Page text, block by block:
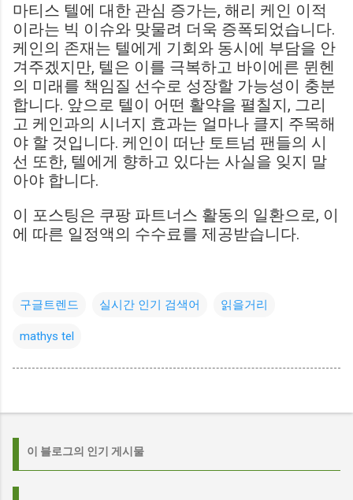
마티스 텔에 대한 관심 증가는, 해리 케인 이적
이라는 빅 이슈와 맞물려 더욱 증폭되었습니다.
케인의 존재는 텔에게 기회와 동시에 부담을 안
겨주겠지만, 텔은 이를 극복하고 바이에른 뮌헨
의 미래를 책임질 선수로 성장할 가능성이 충분
합니다. 앞으로 텔이 어떤 활약을 펼칠지, 그리
고 케인과의 시너지 효과는 얼마나 클지 주목해
야 할 것입니다. 케인이 떠난 토트넘 팬들의 시
선 또한, 텔에게 향하고 있다는 사실을 잊지 말
아야 합니다.
이 포스팅은 쿠팡 파트너스 활동의 일환으로, 이
에 따른 일정액의 수수료를 제공받습니다.
구글트렌드 실시간 인기 검색어 읽을거리
mathys tel
이 블로그의 인기 게시물